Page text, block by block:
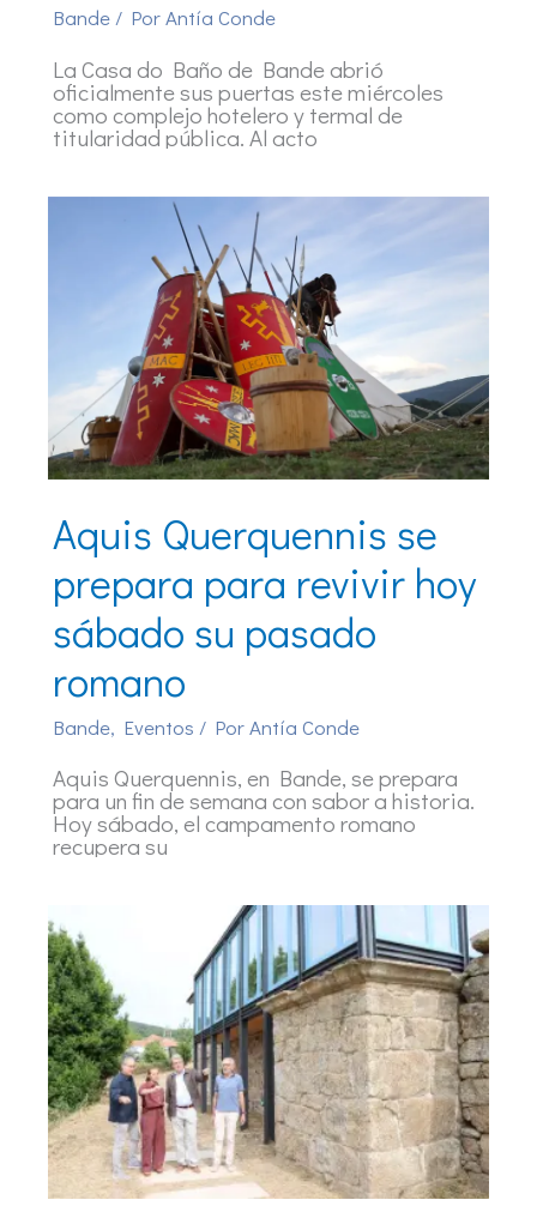
Bande/ PorAntía Conde
La Casa do Baño de Bande abrió
oficialmente sus puertas este miércoles
como complejo hotelero y termal de
titularidad pública. Al acto
Aquis Querquennis se
prepara para revivir hoy
sábado su pasado
romano
Bande, Eventos / PorAntía Conde
Aquis Querquennis, en Bande, se prepara
para un fin de semana con sabor a historia.
Hoy sábado, el campamento romano
recupera su